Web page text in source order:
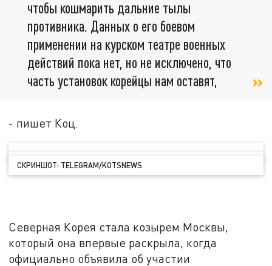
чтобы кошмарить дальние тылы
противника. Данных о его боевом
применении на курском театре военных
действий пока нет, но не исключено, что
часть установок корейцы нам оставят,
- пишет Коц.
СКРИНШОТ: TELEGRAM/KOTSNEWS
Северная Корея стала козырем Москвы,
который она впервые раскрыла, когда
официально объявила об участии